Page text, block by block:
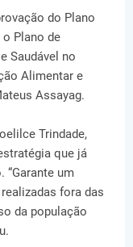
do Plano
Plano de
Saudável no
Alimentar e
Assayag.
Trindade,
que já
“Garante um
fora das
da população